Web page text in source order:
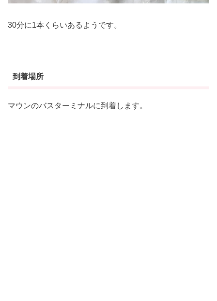
30分に1本くらいあるようです。
到着場所
マウンのバスターミナルに到着します。